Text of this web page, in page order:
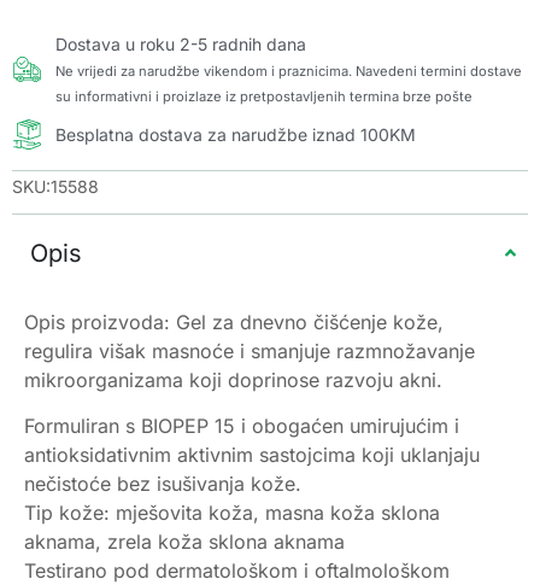
Dostava u roku 2-5 radnih dana
Ne vrijedi za narudžbe vikendom i praznicima. Navedeni termini dostave
su informativni i proizlaze iz pretpostavljenih termina brze pošte
Besplatna dostava za narudžbe iznad 100KM
SKU:15588
Opis
Opis proizvoda: Gel za dnevno čišćenje kože,
regulira višak masnoće i smanjuje razmnožavanje
mikroorganizama koji doprinose razvoju akni.
Formuliran s BIOPEP 15 i obogaćen umirujućim i
antioksidativnim aktivnim sastojcima koji uklanjaju
nečistoće bez isušivanja kože.
Tip kože: mješovita koža, masna koža sklona
aknama, zrela koža sklona aknama
Testirano pod dermatološkom i oftalmološkom